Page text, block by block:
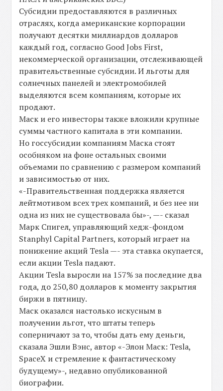
Субсидии предоставляются в различных
отраслях, когда американские корпорации
получают десятки миллиардов долларов
каждый год, согласно Good Jobs First,
некоммерческой организации, отслеживающей
правительственные субсидии. И льготы для
солнечных панелей и электромобилей
выделяются всем компаниям, которые их
продают.
Маск и его инвесторы также вложили крупные
суммы частного капитала в эти компании.
Но госсубсидии компаниям Маска стоят
особняком на фоне остальных своими
объемами по сравнению с размером компаний
и зависимостью от них.
«-Правительственная поддержка является
лейтмотивом всех трех компаний, и без нее ни
одна из них не существовала бы»-, —- сказал
Марк Спигел, управляющий хедж-фондом
Stanphyl Capital Partners, который играет на
понижение акций Tesla —- эта ставка окупается,
если акции Tesla падают.
Акции Tesla выросли на 157% за последние два
года, до 250,80 долларов к моменту закрытия
биржи в пятницу.
Маск оказался настолько искусным в
получении льгот, что штаты теперь
соперничают за то, чтобы дать ему деньги,
сказала Эшли Вэнс, автор «-Элон Маск: Tesla,
SpaceX и стремление к фантастическому
будущему»-, недавно опубликованной
биографии.